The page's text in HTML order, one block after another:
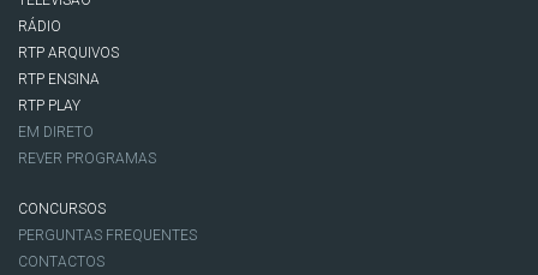
RÁDIO
RTP ARQUIVOS
RTP ENSINA
RTP PLAY
EM DIRETO
REVER PROGRAMAS
CONCURSOS
PERGUNTAS FREQUENTES
CONTACTOS